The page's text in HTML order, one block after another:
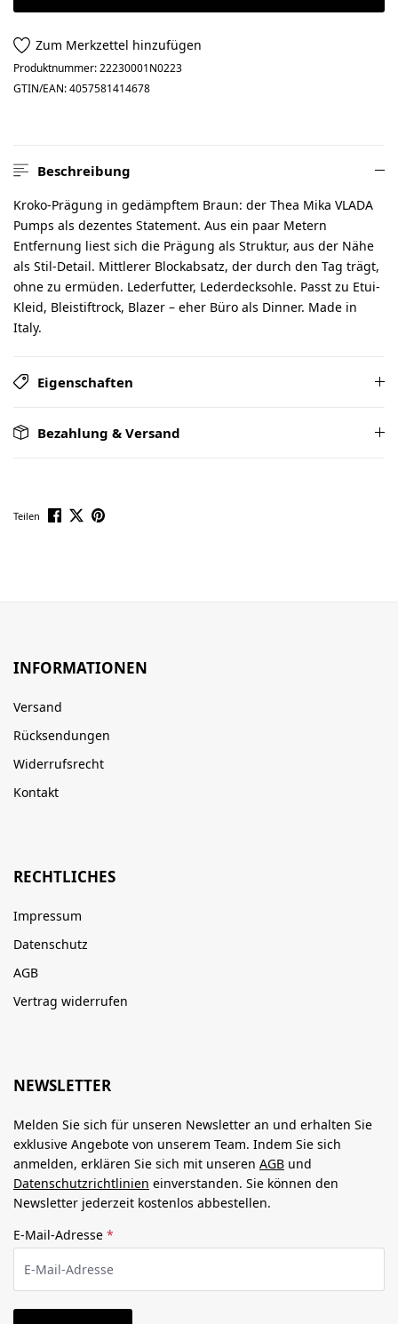
Zum Merkzettel hinzufügen
Produktnummer:22230001N0223
GTIN/EAN:4057581414678
Beschreibung
Kroko-Prägung in gedämpftem Braun: der Thea Mika VLADA
Pumps als dezentes Statement. Aus ein paar Metern
Entfernung liest sich die Prägung als Struktur, aus der Nähe
als Stil-Detail. Mittlerer Blockabsatz, der durch den Tag trägt,
ohne zu ermüden. Lederfutter, Lederdecksohle. Passt zu Etui-
Kleid, Bleistiftrock, Blazer – eher Büro als Dinner. Made in
Italy.
Eigenschaften
Bezahlung & Versand
Teilen
INFORMATIONEN
Versand
Rücksendungen
Widerrufsrecht
Kontakt
RECHTLICHES
Impressum
Datenschutz
AGB
Vertrag widerrufen
NEWSLETTER
Melden Sie sich für unseren Newsletter an und erhalten Sie
exklusive Angebote von unserem Team. Indem Sie sich
anmelden, erklären Sie sich mit unseren AGB und
Datenschutzrichtlinien einverstanden. Sie können den
Newsletter jederzeit kostenlos abbestellen.
E-Mail-Adresse *